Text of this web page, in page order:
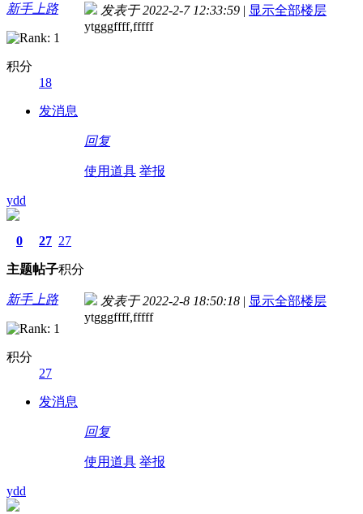
新手上路
积分
18
发消息
发表于 2022-2-7 12:33:59 | 显示全部楼层
ytgggffff,fffff
回复
使用道具 举报
ydd
0
主题
27
帖子
27
积分
新手上路
积分
27
发消息
发表于 2022-2-8 18:50:18 | 显示全部楼层
ytgggffff,fffff
回复
使用道具 举报
ydd